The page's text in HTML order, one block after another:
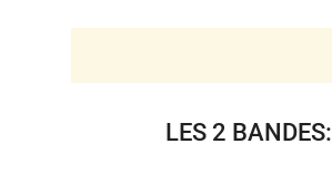
LES 2 BANDES: